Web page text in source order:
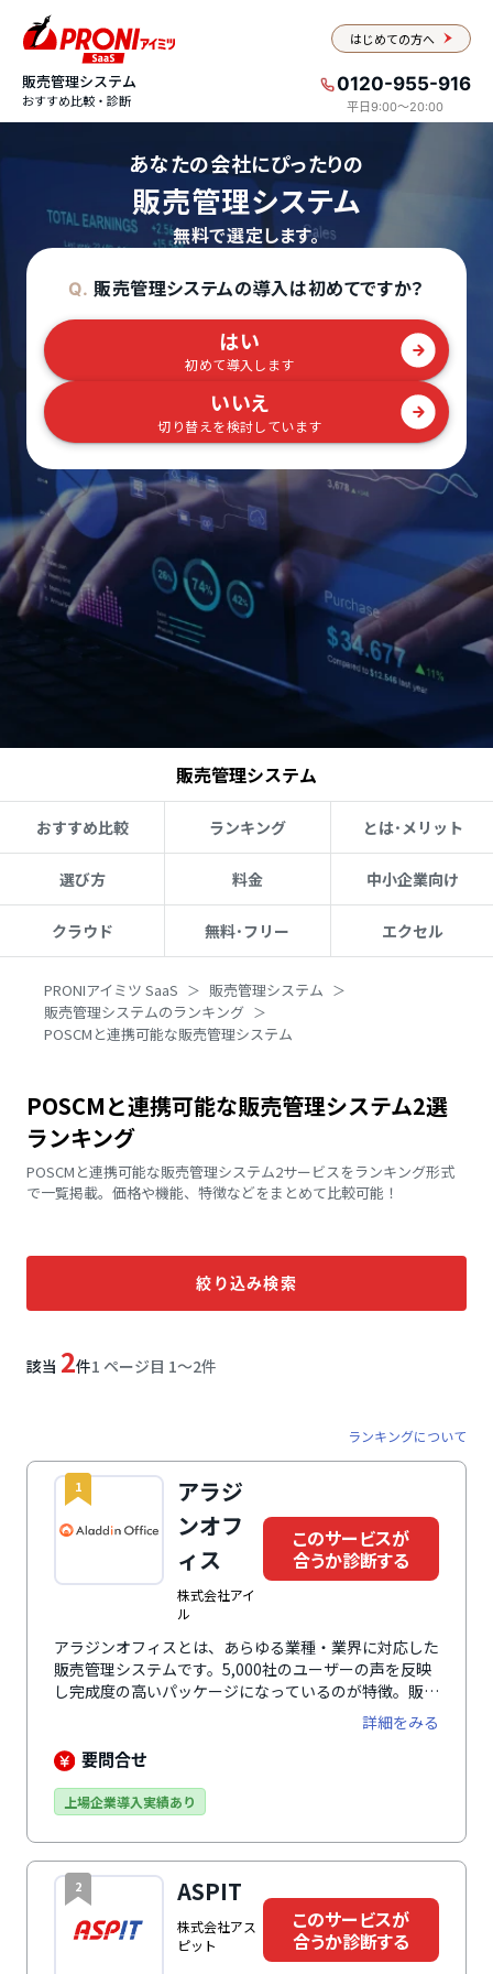
はじめての方へ
販売管理システム
おすすめ比較・診断
0120-955-916
平日9:00〜20:00
あなたの会社にぴったりの
販売管理システム
無料で選定します。
Q. 販売管理システムの導入は初めてですか？
はい
初めて導入します
いいえ
切り替えを検討しています
販売管理システム
おすすめ比較 ランキング とは･メリット
選び方 料金 中小企業向け
クラウド 無料･フリー エクセル
PRONIアイミツ SaaS
販売管理システム
販売管理システムのランキング
POSCMと連携可能な販売管理システム
POSCMと連携可能な販売管理システム2選
ランキング
POSCMと連携可能な販売管理システム2サービスをランキング形式
で一覧掲載。価格や機能、特徴などをまとめて比較可能！
絞り込み検索
該当 2件1 ページ目 1〜2件
ランキングについて
1
アラジ
ンオフ
ィス
株式会社アイ
ル
このサービスが
合うか診断する
アラジンオフィスとは、あらゆる業種・業界に対応した
販売管理システムです。5,000社のユーザーの声を反映
し完成度の高いパッケージになっているのが特徴。販売
管理業務に必要な機能を標準搭載しているのはもちろ
ん、貿易管理やプロジェクト管理などのオプション機能
も多数提供しており、自社に合わせて選択できます。外
ータを会計システムに連携するなどにより、データ二重
実現できます。
詳細をみる
要問合せ
上場企業導入実績あり
2 ASPIT
株式会社アス
ピット
このサービスが
合うか診断する